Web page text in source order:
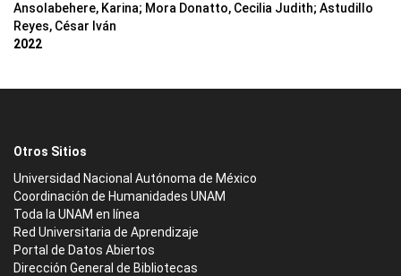
Ansolabehere, Karina; Mora Donatto, Cecilia Judith; Astudillo
Reyes, César Iván
2022
Otros Sitios
Universidad Nacional Autónoma de México
Coordinación de Humanidades UNAM
Toda la UNAM en línea
Red Universitaria de Aprendizaje
Portal de Datos Abiertos
Dirección General de Bibliotecas